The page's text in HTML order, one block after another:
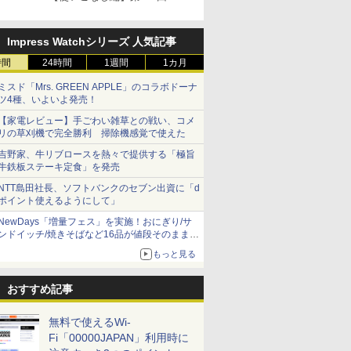
Impress Watchシリーズ 人気記事
24時間 1週間 1カ月
スド「Mrs. GREEN APPLE」のコラボドーナ
4種、いよいよ発売！
家電レビュー】手ごわい雑草との戦い、コメ
の草刈機で完全勝利 掃除機感覚で使えた
野家、牛リブロースを熱々で提供する「極旨
鉄板ステーキ定食」を発売
島田社長、ソフトバンクのセブン出資に「d
イント使えるようにして」
「増量フェス」を実施！おにぎり/サ
ドイッチ/焼きそばなど16品が値段そのままで
もっと見る
おすすめ記事
無料で使えるWi-
Fi「00000JAPAN」利用時に